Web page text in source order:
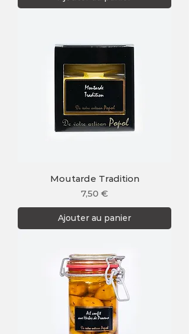
Moutarde Tradition
Prix
7,50 €
Ajouter au panier